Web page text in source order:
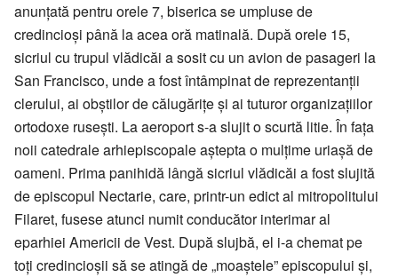
anunțată pentru orele 7, biserica se umpluse de
credincioși până la acea oră matinală. După orele 15,
sicriul cu trupul vlădicăi a sosit cu un avion de pasageri la
San Francisco, unde a fost întâmpinat de reprezentanții
clerului, ai obștilor de călugărițe și ai tuturor organizațiilor
ortodoxe rusești. La aeroport s-a slujit o scurtă litie. În fața
noii catedrale arhiepiscopale aștepta o mulțime uriașă de
oameni. Prima panihidă lângă sicriul vlădicăi a fost slujită
de episcopul Nectarie, care, printr-un edict al mitropolitului
Filaret, fusese atunci numit conducător interimar al
eparhiei Americii de Vest. După slujbă, el i-a chemat pe
toți credincioșii să se atingă de „moaștele” episcopului și,